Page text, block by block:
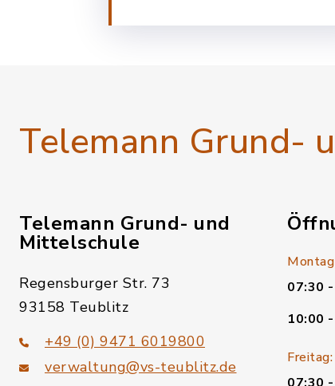
Projekts „SET – Schüler
Telemann Grund-
Telemann Grund- und
Mittelschule
Regensburger Str. 73
93158 Teublitz
+49 (0) 9471 6019800
verwaltung@vs-teublitz.de
07:30
10:00
Freitag: